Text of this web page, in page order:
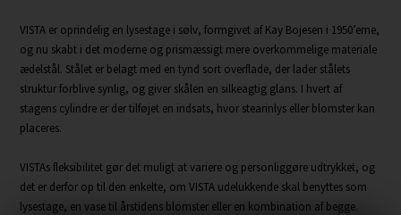
VISTA er oprindelig en lysestage i sølv, formgivet af Kay Bojesen i 1950’erne,
og nu skabt i det moderne og prismæssigt mere overkommelige materiale
ædelstål. Stålet er belagt med en tynd sort overflade, der lader stålets
struktur forblive synlig, og giver skålen en silkeagtig glans. I hvert af
stagens cylindre er der tilføjet en indsats, hvor stearinlys eller blomster kan
placeres.
VISTAs fleksibilitet gør det muligt at variere og personliggøre udtrykket, og
det er derfor op til den enkelte, om VISTA udelukkende skal benyttes som
lysestage, en vase til årstidens blomster eller en kombination af begge.